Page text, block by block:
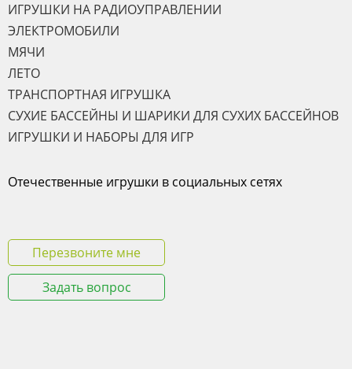
ИГРУШКИ НА РАДИОУПРАВЛЕНИИ
ЭЛЕКТРОМОБИЛИ
МЯЧИ
ЛЕТО
ТРАНСПОРТНАЯ ИГРУШКА
СУХИЕ БАССЕЙНЫ И ШАРИКИ ДЛЯ СУХИХ БАССЕЙНОВ
ИГРУШКИ И НАБОРЫ ДЛЯ ИГР
Отечественные игрушки в социальных сетях
Перезвоните мне
Задать вопрос